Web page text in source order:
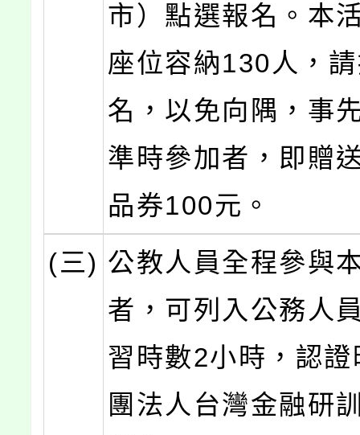
市）點選報名。本
座位容納130人，
名，以免向隅，事
準時參加者，即贈
品券100元。
(三) 公教人員全程參與
者，可列入公務人
習時數2小時，認
團法人台灣金融研